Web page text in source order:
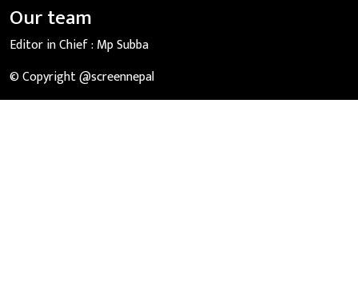
Our team
Editor in Chief : Mp Subba
© Copyright @screennepal